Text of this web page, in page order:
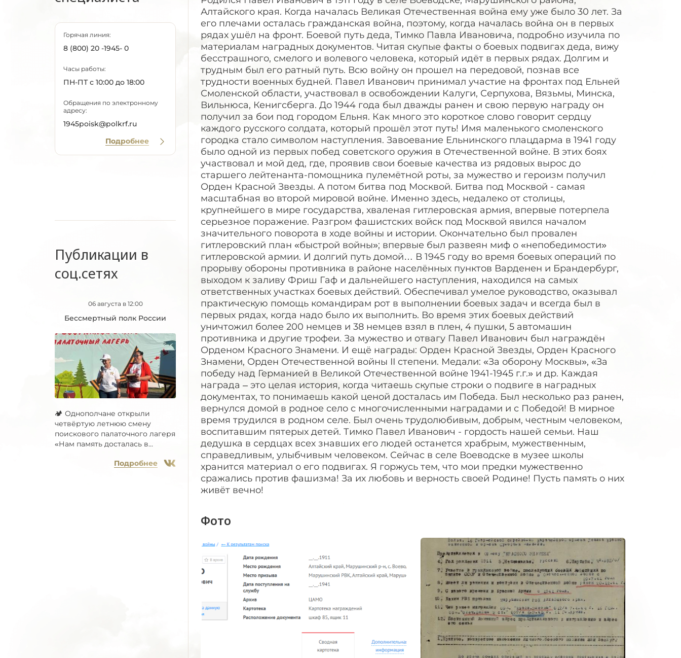
Горячая линия:
8 (800) 20 -1945- 0
Часы работы:
ПН-ПТ с 10:00 до 18:00
Обращения по электронному
адресу:
1945poisk@polkrf.ru
Подробнее
Публикации в
соц.сетях
06 августа в 12:00
Бессмертный полк России
🏕 Однополчане открыли
четвёртую летнюю смену
поискового палаточного лагеря
«Нам память досталась в...
Подробнее
Алтайского края. Когда началась Великая Отечественная война ему уже было 30 лет. За
его плечами осталась гражданская война, поэтому, когда началась война он в первых
рядах ушёл на фронт. Боевой путь деда, Тимко Павла Ивановича, подробно изучила по
материалам наградных документов. Читая скупые факты о боевых подвигах деда, вижу
бесстрашного, смелого и волевого человека, который идёт в первых рядах. Долгим и
трудным был его ратный путь. Всю войну он прошел на передовой, познав все
трудности военных будней. Павел Иванович принимал участие на фронтах под Ельней
Смоленской области, участвовал в освобождении Калуги, Серпухова, Вязьмы, Минска,
Вильнюса, Кенигсберга. До 1944 года был дважды ранен и свою первую награду он
получил за бои под городом Ельня. Как много это короткое слово говорит сердцу
каждого русского солдата, который прошёл этот путь! Имя маленького смоленского
городка стало символом наступления. Завоевание Ельнинского плацдарма в 1941 году
было одной из первых побед советского оружия в Отечественной войне. В этих боях
участвовал и мой дед, где, проявив свои боевые качества из рядовых вырос до
старшего лейтенанта-помощника пулемётной роты, за мужество и героизм получил
Орден Красной Звезды. А потом битва под Москвой. Битва под Москвой - самая
масштабная во второй мировой войне. Именно здесь, недалеко от столицы,
крупнейшего в мире государства, хваленая гитлеровская армия, впервые потерпела
серьезное поражение. Разгром фашистских войск под Москвой явился началом
значительного поворота в ходе войны и истории. Окончательно был провален
гитлеровский план «быстрой войны»; впервые был развеян миф о «непобедимости»
гитлеровской армии. И долгий путь домой… В 1945 году во время боевых операций по
прорыву обороны противника в районе населённых пунктов Варденен и Брандербург,
выходом к заливу Фриш Гаф и дальнейшего наступления, находился на самых
ответственных участках боевых действий. Обеспечивал умелое руководство, оказывал
практическую помощь командирам рот в выполнении боевых задач и всегда был в
первых рядах, когда надо было их выполнить. Во время этих боевых действий
уничтожил более 200 немцев и 38 немцев взял в плен, 4 пушки, 5 автомашин
противника и другие трофеи. За мужество и отвагу Павел Иванович был награждён
Орденом Красного Знамени. И ещё награды: Орден Красной Звезды, Орден Красного
Знамени, Орден Отечественной войны II степени. Медали: «За оборону Москвы», «За
победу над Германией в Великой Отечественной войне 1941-1945 г.г.» и др. Каждая
награда – это целая история, когда читаешь скупые строки о подвиге в наградных
документах, то понимаешь какой ценой досталась им Победа. Был несколько раз ранен,
вернулся домой в родное село с многочисленными наградами и с Победой! В мирное
время трудился в родном селе. Был очень трудолюбивым, добрым, честным человеком,
воспитавшим пятерых детей. Тимко Павел Иванович - гордость нашей семьи. Наш
дедушка в сердцах всех знавших его людей останется храбрым, мужественным,
справедливым, улыбчивым человеком. Сейчас в селе Воеводске в музее школы
хранится материал о его подвигах. Я горжусь тем, что мои предки мужественно
сражались против фашизма! За их любовь и верность своей Родине! Пусть память о них
живёт вечно!
Фото